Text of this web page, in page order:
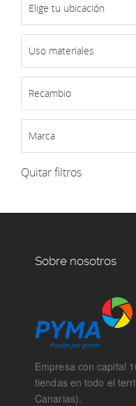
Elige tu ubicación
Uso materiales
Recambio
Marca
Quitar filtros
Sobre nosotros
Empresa con capital
tiendas en todo el
Canarias).